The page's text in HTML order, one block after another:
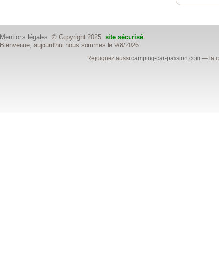
Mentions légales © Copyright 2025 site sécurisé
Bienvenue, aujourd'hui nous sommes le 9/8/2026
Rejoignez aussicamping-car-passion.com — la